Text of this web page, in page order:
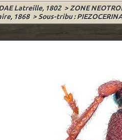
Latreille, 1802>ZONE
1868>Sous-tribu :